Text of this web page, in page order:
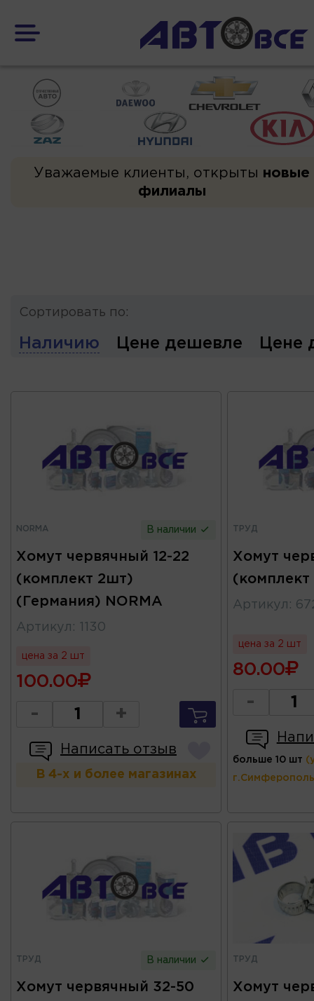
Уважаемые клиенты, открыты новые
филиалы
Сортировать по:
Наличию Цене дешевле Цене
NORMA В наличии
Хомут червячный 12-22
(комплект 2шт)
(Германия) NORMA
Артикул : 1130
цена за 2 шт
100.00
- +
Написать отзыв
В 4-х и более магазинах
ТРУД
Хомут
Артикул :
цена за 2 шт
80.00
-
больше 10 шт
ТРУД В наличии
Хомут червячный 32-50
ТРУД
Хомут